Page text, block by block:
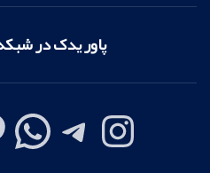
پاور یدک در